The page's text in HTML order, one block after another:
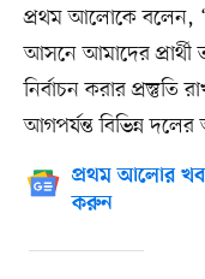
প্রথম আলোকে বলেন,
আসনে আমাদের প্রার্থী
নির্বাচন করার প্রস্তুতি
আগপর্যন্ত বিভিন্ন
প্রথম আলোর
করুন